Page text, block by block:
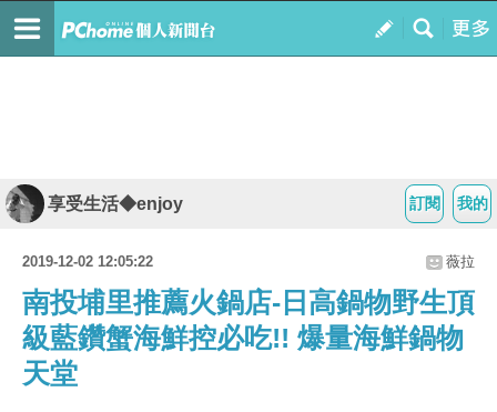
我的
訂閱
享受生活◆enjoy
2019-12-02 12:05:22 薇拉
南投埔里推薦火鍋店-日高鍋物野生頂
級藍鑽蟹海鮮控必吃!! 爆量海鮮鍋物
天堂